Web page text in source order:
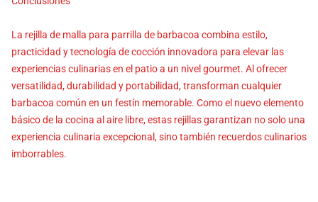
La rejilla de malla para parrilla de barbacoa combina estilo,
practicidad y tecnología de cocción innovadora para elevar las
experiencias culinarias en el patio a un nivel gourmet. Al ofrecer
versatilidad, durabilidad y portabilidad, transforman cualquier
barbacoa común en un festín memorable. Como el nuevo elemento
básico de la cocina al aire libre, estas rejillas garantizan no solo una
experiencia culinaria excepcional, sino también recuerdos culinarios
imborrables.